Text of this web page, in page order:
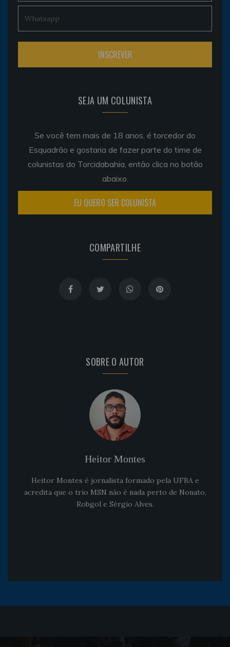
SEJA UM COLUNISTA
Se você tem mais de 18 anos, é torcedor do
Esquadrão e gostaria de fazer parte do time de
colunistas do Torcidabahia, então clica no botão
abaixo.
EU QUERO SER COLUNISTA
COMPARTILHE
SOBRE O AUTOR
Heitor Montes
Heitor Montes é jornalista formado pela UFBA e
acredita que o trio MSN não é nada perto de Nonato,
Robgol e Sérgio Alves.